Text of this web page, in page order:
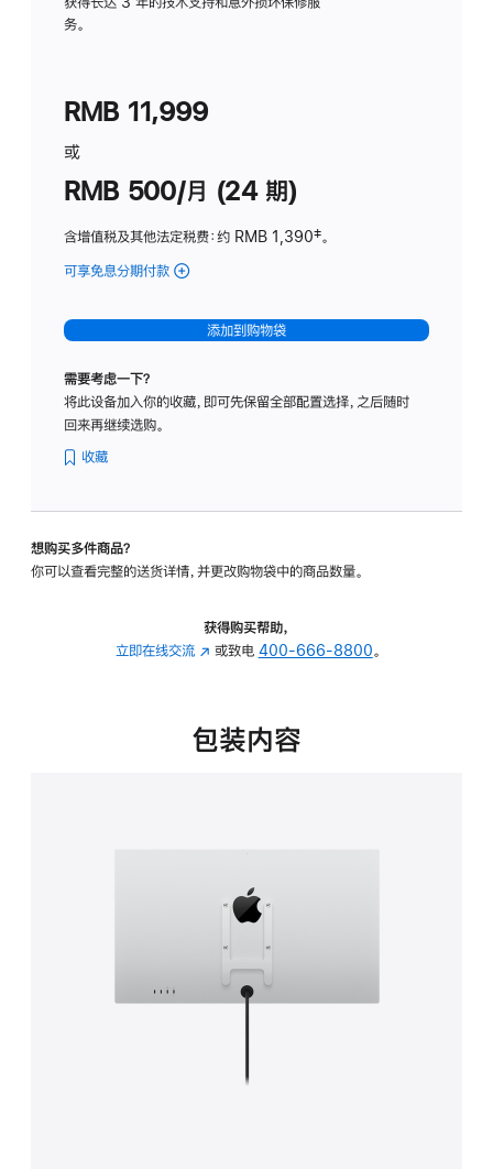
务。
RMB 11,999
或
RMB 500/月 (24 期)
含增值税及其他法定税费：约 RMB 1,390脚
‡。
可享免息分期付款 (Studio
-
标
璃
转
的
添加到购物袋
需要考虑一下？
将此设备加入你的收藏，即可先保留全部配置选择，之后随时
回来再继续选购。
收藏
想购买多件商品？
你可以查看完整的送货详情，并更改购物袋中的商品数量。
获得购买帮助，
立即在线交流 (在
中
或致电 400-666-8800。
包装内容